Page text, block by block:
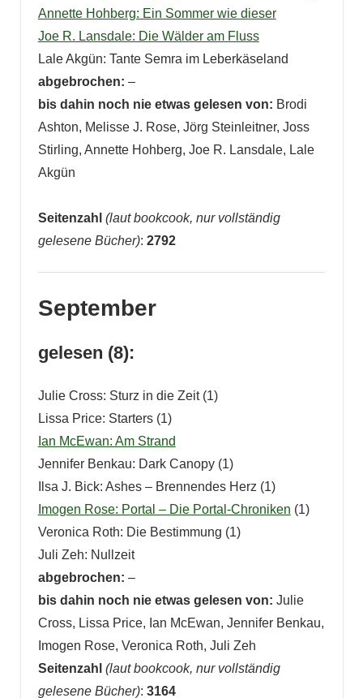
Annette Hohberg: Ein Sommer wie dieser
Joe R. Lansdale: Die Wälder am Fluss
Lale Akgün: Tante Semra im Leberkäseland
abgebrochen: –
bis dahin noch nie etwas gelesen von: Brodi
Ashton, Melisse J. Rose, Jörg Steinleitner, Joss
Stirling, Annette Hohberg, Joe R. Lansdale, Lale
Akgün
Seitenzahl (laut bookcook, nur vollständig
gelesene Bücher): 2792
September
gelesen (8):
Julie Cross: Sturz in die Zeit (1)
Lissa Price: Starters (1)
Ian McEwan: Am Strand
Jennifer Benkau: Dark Canopy (1)
Ilsa J. Bick: Ashes – Brennendes Herz (1)
Imogen Rose: Portal – Die Portal-Chroniken (1)
Veronica Roth: Die Bestimmung (1)
Juli Zeh: Nullzeit
abgebrochen: –
bis dahin noch nie etwas gelesen von: Julie
Cross, Lissa Price, Ian McEwan, Jennifer Benkau,
Imogen Rose, Veronica Roth, Juli Zeh
Seitenzahl (laut bookcook, nur vollständig
gelesene Bücher): 3164